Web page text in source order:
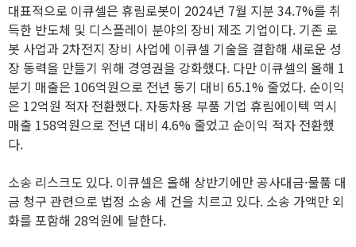
대표적으로 이큐셀은 휴림로봇이 2024년 7월 지분 34.7%를 취
득한 반도체 및 디스플레이 분야의 장비 제조 기업이다. 기존 로
봇 사업과 2차전지 장비 사업에 이큐셀 기술을 결합해 새로운 성
장 동력을 만들기 위해 경영권을 강화했다. 다만 이큐셀의 올해 1
분기 매출은 106억원으로 전년 동기 대비 65.1% 줄었다. 순이익
은 12억원 적자 전환했다. 자동차용 부품 기업 휴림에이텍 역시
매출 158억원으로 전년 대비 4.6% 줄었고 순이익 적자 전환했
다.
소송 리스크도 있다. 이큐셀은 올해 상반기에만 공사대금·물품 대
금 청구 관련으로 법정 소송 세 건을 치르고 있다. 소송 가액만 외
화를 포함해 28억원에 달한다.